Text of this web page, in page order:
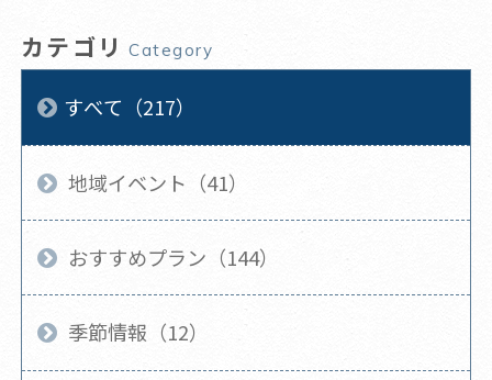
カテゴリ Category
すべて（217）
地域イベント（41）
おすすめプラン（144）
季節情報（12）